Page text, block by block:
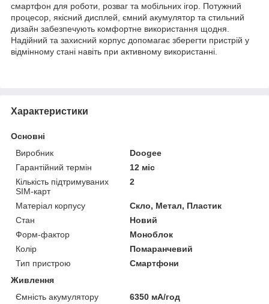
смартфон для роботи, розваг та мобільних ігор. Потужний
процесор, якісний дисплей, ємний акумулятор та стильний
дизайн забезпечують комфортне використання щодня.
Надійний та захисний корпус допомагає зберегти пристрій у
відмінному стані навіть при активному використанні.
Характеристики
Основні
Виробник
Doogee
Гарантійний термін
12 міс
Кількість підтримуваних
SIM-карт
2
Матеріал корпусу
Скло, Метал, Пластик
Стан
Новий
Форм-фактор
Моноблок
Колір
Помаранчевий
Тип пристрою
Смартфони
Живлення
Ємність акумулятору
6350 мА/год